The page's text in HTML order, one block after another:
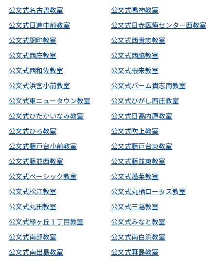
公文式名古曽教室
公文式鳴神教室
公文式日進中前教室
公文式日赤医療センター西教室
公文式錦町教室
公文式西貴志教室
公文式西庄教室
公文式西脇教室
公文式西和佐教室
公文式根来教室
公文式浜宮小前教室
公文式パーム貴志南教室
公文式東ニュータウン教室
公文式ひがし西庄教室
公文式ひだかいなみ教室
公文式日高内原教室
公文式ひろ教室
公文式吹上教室
公文式藤戸台小前教室
公文式藤戸台東教室
公文式藤並西教室
公文式藤並東教室
公文式ベーシック教室
公文式蓬莱教室
公文式松江教室
公文式丸栖ロータス教室
公文式丸田教室
公文式三葛教室
公文式緑ヶ丘１丁目教室
公文式みなと教室
公文式南部教室
公文式南白浜教室
公文式南出島教室
公文式箕島教室